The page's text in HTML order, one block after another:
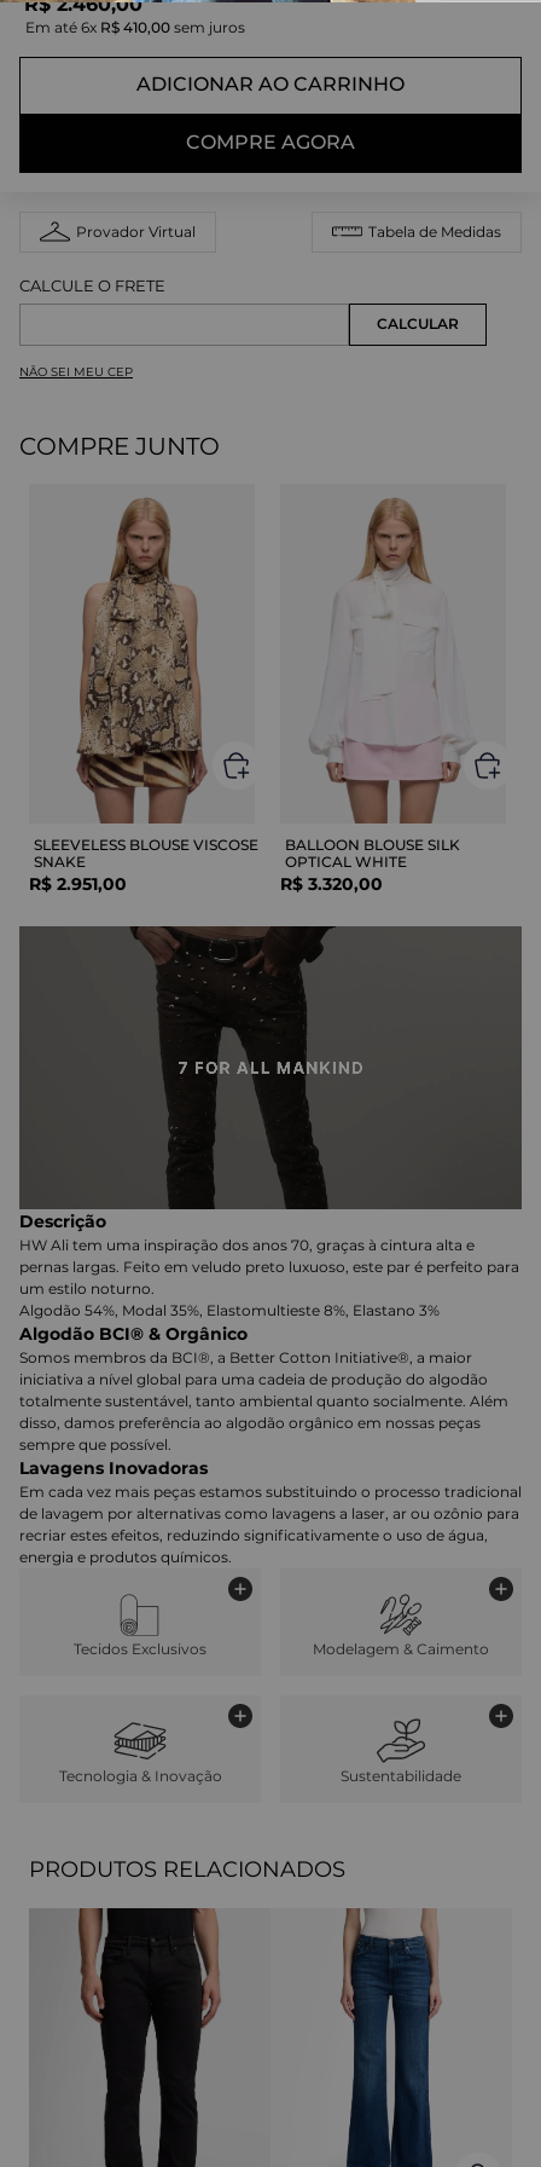
Em até 6x R$ 410,00 sem juros
ADICIONAR AO CARRINHO
COMPRE AGORA
Provador Virtual Tabela de Medidas
NÃO SEI MEU CEP
COMPRE JUNTO
SLEEVELESS BLOUSE VISCOSE
SNAKE
R$ 2.951,00
BALLOON BLOUSE SILK
OPTICAL WHITE
R$ 3.320,00
Descrição
HW Ali tem uma inspiração dos anos 70, graças à cintura alta e
pernas largas. Feito em veludo preto luxuoso, este par é perfeito para
um estilo noturno.
Algodão 54%, Modal 35%, Elastomultieste 8%, Elastano 3%
Algodão BCI® & Orgânico
Somos membros da BCI®, a Better Cotton Initiative®, a maior
iniciativa a nível global para uma cadeia de produção do algodão
totalmente sustentável, tanto ambiental quanto socialmente. Além
disso, damos preferência ao algodão orgânico em nossas peças
sempre que possível.
Lavagens Inovadoras
Em cada vez mais peças estamos substituindo o processo tradicional
de lavagem por alternativas como lavagens a laser, ar ou ozônio para
recriar estes efeitos, reduzindo significativamente o uso de água,
energia e produtos químicos.
Tecidos Exclusivos Modelagem & Caimento
Tecnologia & Inovação Sustentabilidade
PRODUTOS RELACIONADOS